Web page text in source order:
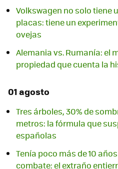
Volkswagen no solo tiene
placas: tiene un
ovejas
Alemania vs. Rumanía: el
propiedad que cuenta la
01 agosto
Tres árboles, 30% de
metros: la fórmula que
españolas
Tenía poco más de 10
combate: el extraño